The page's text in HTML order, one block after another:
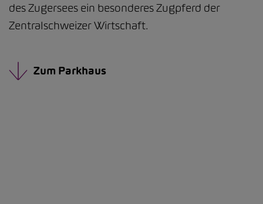
des Zugersees ein besonderes Zugpferd der
Zentralschweizer Wirtschaft.
Zum Parkhaus